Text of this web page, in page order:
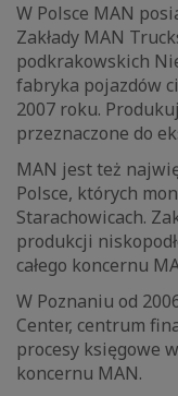
W Polsce MAN
Zakłady MAN
podkrakowskich
fabryka pojazdów
2007 roku.
przeznaczone do
MAN jest też
Polsce, których
Starachowicach.
produkcji
całego koncernu
W Poznaniu od
Center, centrum
procesy księgowe
koncernu MAN.